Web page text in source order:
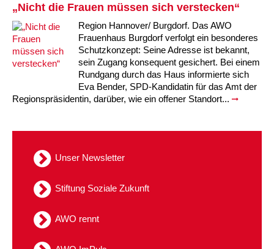
Kindertagesstätte Voltmerstraße
Kindertagesstätte Wiehbergstraße
„Nicht die Frauen müssen sich verstecken“
Region Hannover/ Burgdorf. Das AWO
Frauenhaus Burgdorf verfolgt ein besonderes
Schutzkonzept: Seine Adresse ist bekannt,
sein Zugang konsequent gesichert. Bei einem
Rundgang durch das Haus informierte sich
Eva Bender, SPD-Kandidatin für das Amt der
Regionspräsidentin, darüber, wie ein offener Standort...
Unser Newsletter
Stiftung Soziale Zukunft
AWO rennt